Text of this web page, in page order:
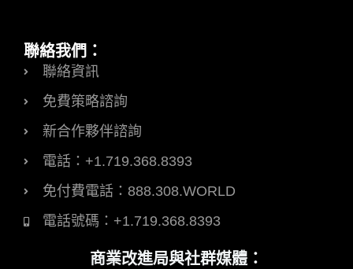
聯絡我們：
聯絡資訊
免費策略諮詢
新合作夥伴諮詢
電話：+1.719.368.8393
免付費電話：888.308.WORLD
電話號碼：+1.719.368.8393
商業改進局與社群媒體：